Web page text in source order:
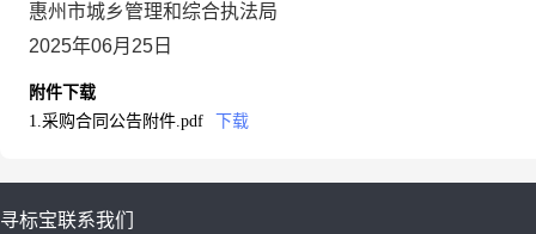
惠州市城乡管理和综合执法局
2025年06月25日
附件下载
1.采购合同公告附件.pdf
下载
寻标宝联系我们